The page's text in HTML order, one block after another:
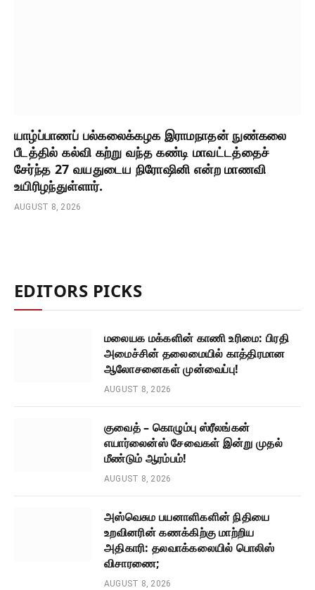
யாழ்ப்பாணப் பல்கலைக்கழக இராமநாதன் நுண்கலை
பீடத்தில் கல்வி கற்று வந்த கண்டி மாவட்டத்தைச்
சேர்ந்த 27 வயதுடைய நிரோஷினி என்ற மாணவி
உயிரிழந்துள்ளார்.
AUGUST 8, 2026
EDITORS PICKS
மலையக மக்களின் காணி உரிமை: பிரதி
அமைச்சின் தலைமையில் காத்திரமான
ஆலோசனைகள் முன்வைப்பு!
AUGUST 8, 2026
குவைத் – கொழும்பு ஸ்ரீலங்கன்
எயார்லைன்ஸ் சேவைகள் இன்று முதல்
மீண்டும் ஆரம்பம்!
AUGUST 8, 2026
அஸ்வெசும பயனாளிகளின் நிதியை
உறவினரின் கணக்கிற்கு மாற்றிய
அதிகாரி: தலவாக்கலையில் பொலிஸ்
விசாரணை;
AUGUST 8, 2026